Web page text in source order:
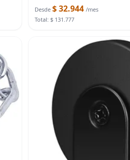
Desde $ 32.944 /mes
Total: $ 131.777